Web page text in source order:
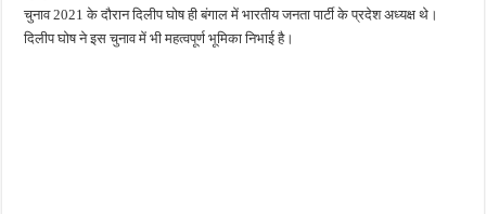
चुनाव 2021 के दौरान दिलीप घोष ही बंगाल में भारतीय जनता पार्टी के प्रदेश अध्यक्ष थे।
दिलीप घोष ने इस चुनाव में भी महत्वपूर्ण भूमिका निभाई है।